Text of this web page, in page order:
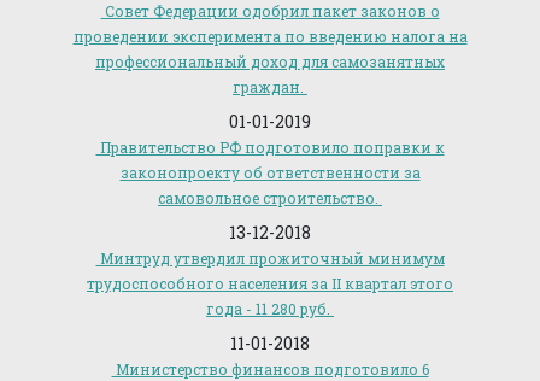
Совет Федерации одобрил пакет законов о
проведении эксперимента по введению налога на
профессиональный доход для самозанятных
граждан.
01-01-2019
Правительство РФ подготовило поправки к
законопроекту об ответственности за
самовольное строительство.
13-12-2018
Минтруд утвердил прожиточный минимум
трудоспособного населения за II квартал этого
года - 11 280 руб.
11-01-2018
Министерство финансов подготовило 6